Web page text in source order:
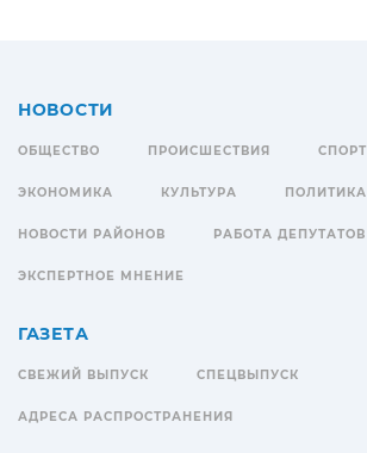
НОВОСТИ
ОБЩЕСТВО ПРОИСШЕСТВИЯ СПОРТ
ЭКОНОМИКА КУЛЬТУРА ПОЛИТИКА
НОВОСТИ РАЙОНОВ РАБОТА ДЕПУТАТОВ
ЭКСПЕРТНОЕ МНЕНИЕ
ГАЗЕТА
СВЕЖИЙ ВЫПУСК СПЕЦВЫПУСК
АДРЕСА РАСПРОСТРАНЕНИЯ